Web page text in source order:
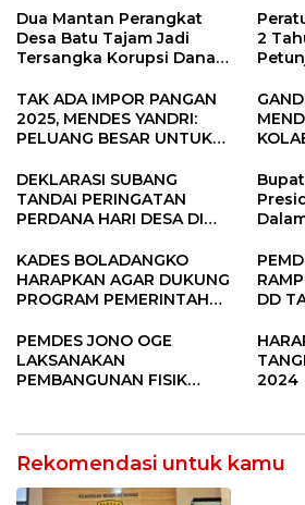
Dua Mantan Perangkat
Desa Batu Tajam Jadi
Tersangka Korupsi Dana
2
Desa
TAK ADA IMPOR PANGAN
2025, MENDES YANDRI:
PELUANG BESAR UNTUK
DEKLARASI SUBANG
TANDAI PERINGATAN
PERDANA HARI DESA DI
KADES BOLADANGKO
HARAPKAN AGAR DUKUNG
PROGRAM PEMERINTAH
DD
PEMDES JONO OGE
LAKSANAKAN
PEMBANGUNAN FISIK
2024
Rekomendasi untuk kamu